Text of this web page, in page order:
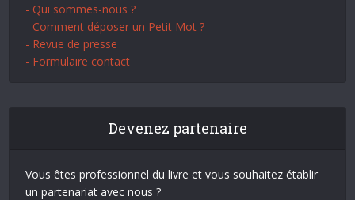
- Qui sommes-nous ?
- Comment déposer un Petit Mot ?
- Revue de presse
- Formulaire contact
Devenez partenaire
Vous êtes professionnel du livre et vous souhaitez établir
un partenariat avec nous ?